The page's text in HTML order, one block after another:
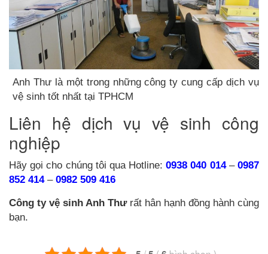
Anh Thư là một trong những công ty cung cấp dịch vụ
vệ sinh tốt nhất tại TPHCM
Liên hệ dịch vụ vệ sinh công
nghiệp
Hãy gọi cho chúng tôi qua Hotline:0938 040 014–0987
852 414– 0982 509 416
Công ty vệ sinh Anh Thưrất hân hạnh đồng hành cùng
bạn.